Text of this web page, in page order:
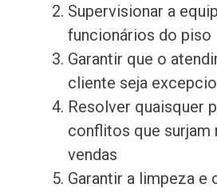
Supervisionar a
funcionários do piso
Garantir que o
cliente seja
Resolver quaisquer
conflitos que surjam
vendas
Garantir a limpeza e